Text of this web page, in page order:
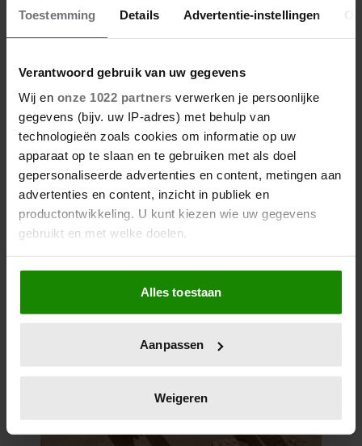
Toestemming Details Advertentie-instellingen
Verantwoord gebruik van uw gegevens
Wij en onze 1022 partners verwerken je persoonlijke
gegevens (bijv. uw IP-adres) met behulp van
technologieën zoals cookies om informatie op uw
apparaat op te slaan en te gebruiken met als doel
gepersonaliseerde advertenties en content, metingen aan
advertenties en content, inzicht in publiek en
productontwikkeling. U kunt kiezen wie uw gegevens
gebruikt en met welke doelen.
Als u het toestaat, willen we ook graag:
Informatie verzamelen over uw geografische
locatie, die tot een paar meter nauwkeurig kan zijn
scannen op specifieke eigenschappen (fingerprinting)
verwerkt en stel uw voorkeuren in het
intrekken in de Cookieverklaring.
Alles toestaan
Aanpassen
Weigeren